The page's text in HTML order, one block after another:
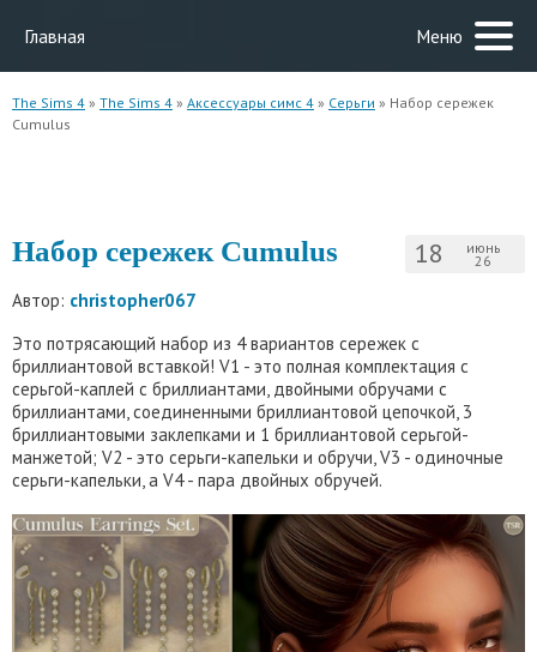
Главная Меню
The Sims 4 » The Sims 4 » Аксессуары симс 4 » Серьги » Набор сережек
Cumulus
18 июнь
26
Набор сережек Cumulus
Автор: christopher067
Это потрясающий набор из 4 вариантов сережек с
бриллиантовой вставкой! V1 - это полная комплектация с
серьгой-каплей с бриллиантами, двойными обручами с
бриллиантами, соединенными бриллиантовой цепочкой, 3
бриллиантовыми заклепками и 1 бриллиантовой серьгой-
манжетой; V2 - это серьги-капельки и обручи, V3 - одиночные
серьги-капельки, а V4 - пара двойных обручей.